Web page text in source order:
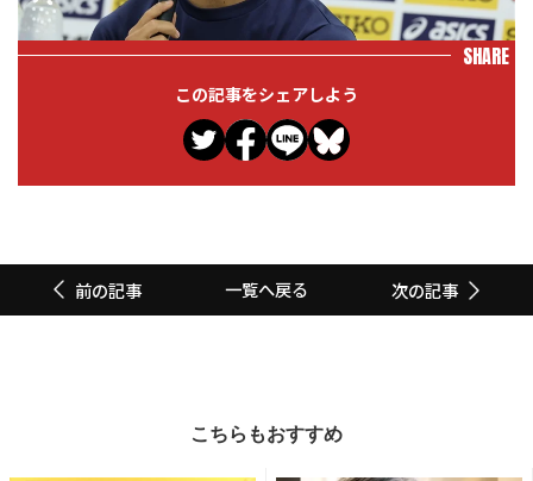
SHARE
この記事をシェアしよう
前の記事 一覧へ戻る 次の記事
こちらもおすすめ